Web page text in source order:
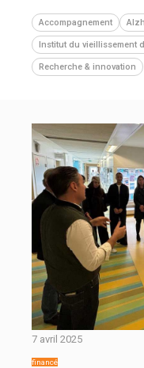
Accompagnement
Institut du vieillissement
Recherche & innovation
7 avril 2025